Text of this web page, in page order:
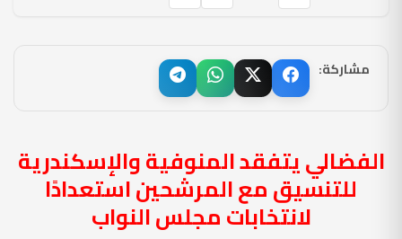
مشاركة:
الفضالي يتفقد المنوفية والإسكندرية
للتنسيق مع المرشحين استعدادًا
لانتخابات مجلس النواب